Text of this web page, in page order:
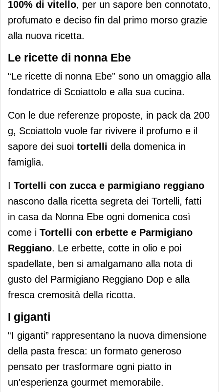
100% di vitello, per un sapore ben connotato,
profumato e deciso fin dal primo morso grazie
alla nuova ricetta.
Le ricette di nonna Ebe
“Le ricette di nonna Ebe” sono un omaggio alla
fondatrice di Scoiattolo e alla sua cucina.
Con le due referenze proposte, in pack da 200
g, Scoiattolo vuole far rivivere il profumo e il
sapore dei suoi tortelli della domenica in
famiglia.
I Tortelli con zucca e parmigiano reggiano
nascono dalla ricetta segreta dei Tortelli, fatti
in casa da Nonna Ebe ogni domenica così
come i Tortelli con erbette e Parmigiano
Reggiano. Le erbette, cotte in olio e poi
spadellate, ben si amalgamano alla nota di
gusto del Parmigiano Reggiano Dop e alla
fresca cremosità della ricotta.
I giganti
“I giganti” rappresentano la nuova dimensione
della pasta fresca: un formato generoso
pensato per trasformare ogni piatto in
un'esperienza gourmet memorabile.